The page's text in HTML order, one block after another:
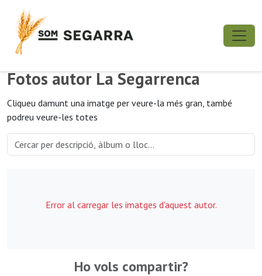
Fotos autor La Segarrenca
Cliqueu damunt una imatge per veure-la més gran, també
podreu veure-les totes
Error al carregar les imatges d'aquest autor.
Ho vols compartir?